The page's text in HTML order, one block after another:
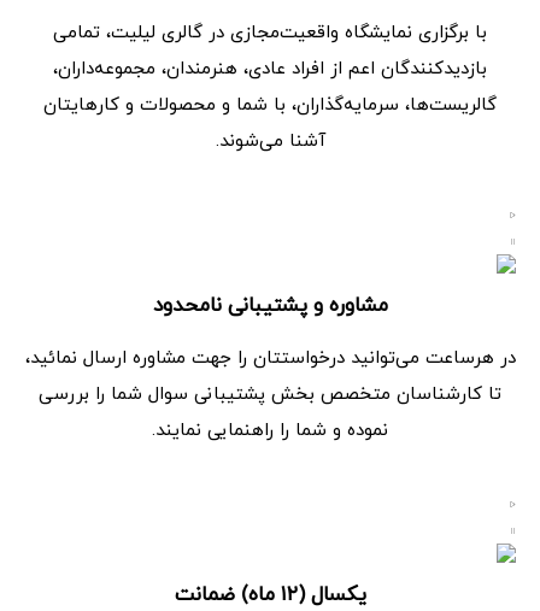
با برگزاری نمایشگاه واقعیت‌مجازی در گالری لیلیت، تمامی
بازدیدکنندگان اعم از افراد عادی، هنرمندان، مجموعه‌داران،
گالریست‌ها، سرمایه‌گذاران، با شما و محصولات و کارهایتان
آشنا می‌شوند.
مشاوره و پشتیبانی نامحدود
در هرساعت می‌توانید درخواستتان را جهت مشاوره ارسال نمائید،
تا کارشناسان متخصص بخش پشتیبانی سوال شما را بررسی
نموده و شما را راهنمایی نمایند.
یکسال (۱۲ ماه) ضمانت